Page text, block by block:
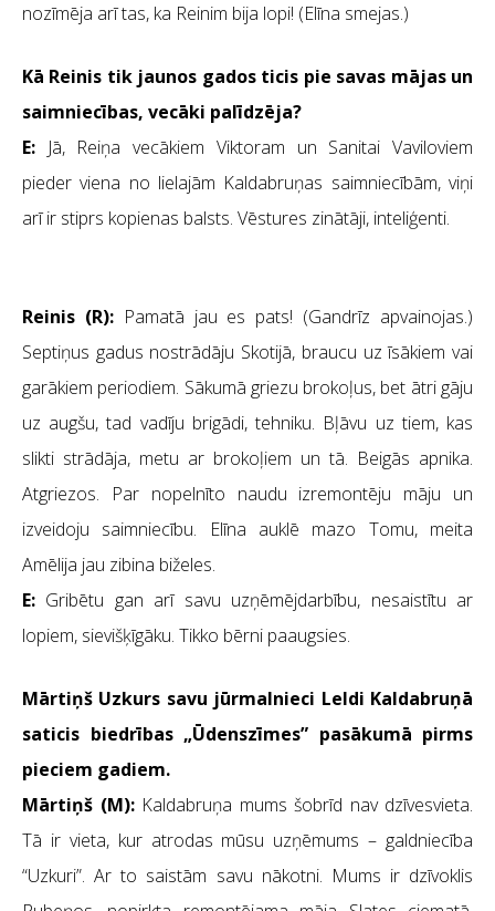
nozīmēja arī tas, ka Reinim bija lopi! (Elīna smejas.)
Kā Reinis tik jaunos gados ticis pie savas mājas un
saimniecības, vecāki palīdzēja?
E: Jā, Reiņa vecākiem Viktoram un Sanitai Vaviloviem
pieder viena no lielajām Kaldabruņas saimniecībām, viņi
arī ir stiprs kopienas balsts. Vēstures zinātāji, inteliģenti.
Reinis (R):Pamatā jau es pats! (Gandrīz apvainojas.)
Septiņus gadus nostrādāju Skotijā, braucu uz īsākiem vai
garākiem periodiem. Sākumā griezu brokoļus, bet ātri gāju
uz augšu, tad vadīju brigādi, tehniku. Bļāvu uz tiem, kas
slikti strādāja, metu ar brokoļiem un tā. Beigās apnika.
Atgriezos. Par nopelnīto naudu izremontēju māju un
izveidoju saimniecību. Elīna auklē mazo Tomu, meita
Amēlija jau zibina biželes.
E: Gribētu gan arī savu uzņēmējdarbību, nesaistītu ar
lopiem, sievišķīgāku. Tikko bērni paaugsies.
Mārtiņš Uzkurs savu jūrmalnieci Leldi Kaldabruņā
saticis biedrības „Ūdenszīmes” pasākumā pirms
pieciem gadiem.
Mārtiņš (M): Kaldabruņa mums šobrīd nav dzīvesvieta.
Tā ir vieta, kur atrodas mūsu uzņēmums – galdniecība
“Uzkuri”. Ar to saistām savu nākotni. Mums ir dzīvoklis